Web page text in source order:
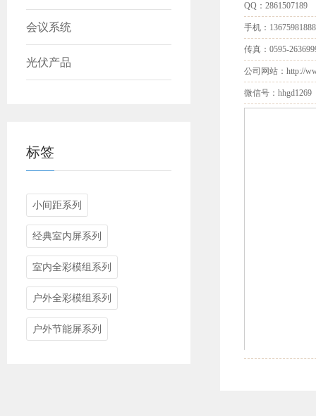
会议系统
光伏产品
标签
小间距系列
经典室内屏系列
室内全彩模组系列
户外全彩模组系列
户外节能屏系列
QQ：2861507189
手机：13675981888
传真：0595-
公司网站：http://
微信号：hhgd1269